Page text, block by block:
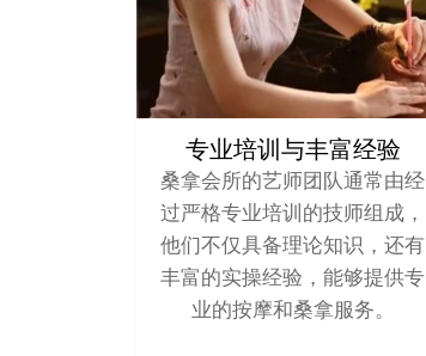
专业培训与丰富经验
桑拿会所的艺师团队通常由经
过严格专业培训的技师组成，
他们不仅具备理论知识，还有
丰富的实操经验，能够提供专
业的按摩和桑拿服务。